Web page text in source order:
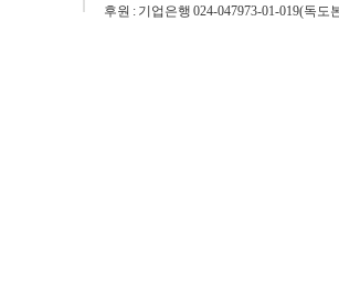
후원 : 기업은행 024-047973-01-019(독도